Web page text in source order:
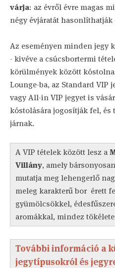
várja: az évről évre magas
négy évjáratát hasonlíthatják
Az eseményen minden jegy
- kivéve a csúcsbortermi
körülmények között
Lounge-ba, az Standard VIP
vagy All-in VIP jegyet is
kóstolására jogosítják fel,
járnak.
A VIP tételek között lesz a
Villány, amely
mutatja meg lehengerlő
meleg karakterű bor érett
gyümölcsökkel,
aromákkal, mindez
További információ a
jegytípusokról és